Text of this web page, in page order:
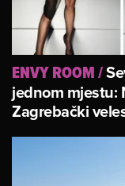
ENVY ROOM/
jednom mjestu:
Zagrebački